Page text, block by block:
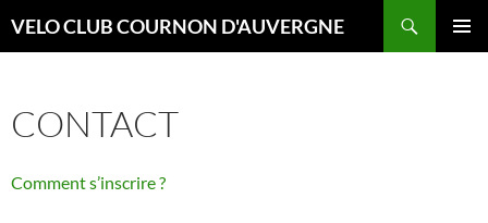
auVELO CLUB COURNON D'AUVERGNE
CONTACT
Comment s’inscrire ?
00:00
01:00
02:00